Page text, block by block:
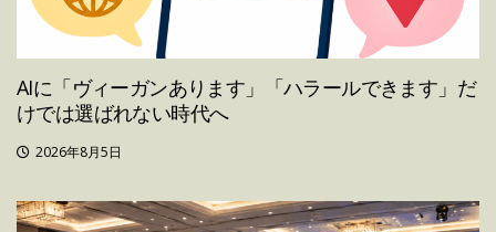
AIに「ヴィーガンあります」「ハラールできます」だ
けでは選ばれない時代へ
2026年8月5日